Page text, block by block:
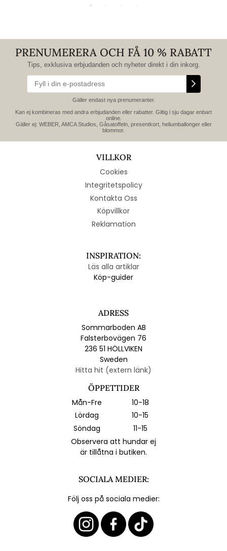
PRENUMERERA OCH FÅ 10 % RABATT
Tips, exklusiva erbjudanden och nyheter direkt i din inkorg.
Gäller endast nya prenumeranter.
Kan ej kombineras med andra erbjudanden eller rabatter. Giltig i sju dagar enbart
online.
Gäller ej: WEBER, AMCA Studios, Gåsatoffeln, presentkort, heliumballonger eller
blommor.
VILLKOR
Cookies
Integritetspolicy
Kontakta Oss
Köpvillkor
Reklamation
INSPIRATION:
Läs alla artiklar
Köp-guider
ADRESS
Sommarboden AB
Falsterbovägen 76
236 51 HÖLLVIKEN
Sweden
Hitta hit (extern länk)
ÖPPETTIDER
Mån-Fre
10-18
Lördag
10-15
Söndag
11-15
Observera att hundar ej
är tillåtna i butiken.
SOCIALA MEDIER:
Följ oss på sociala medier: